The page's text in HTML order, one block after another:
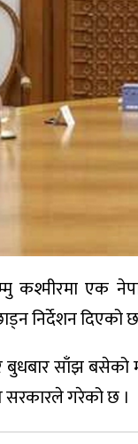
कश्मीरमा एक
निर्देशन दिएको
साँझ बसेको
गरेको छ ।